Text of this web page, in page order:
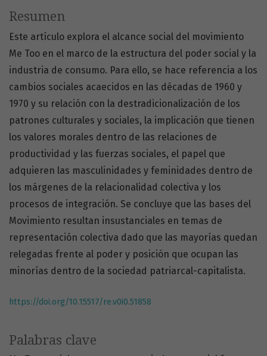
Palabras clave
Resumen
Este artículo explora el alcance social del movimiento
Me Too en el marco de la estructura del poder social y la
industria de consumo. Para ello, se hace referencia a los
cambios sociales acaecidos en las décadas de 1960 y
1970 y su relación con la destradicionalización de los
patrones culturales y sociales, la implicación que tienen
los valores morales dentro de las relaciones de
productividad y las fuerzas sociales, el papel que
adquieren las masculinidades y feminidades dentro de
los márgenes de la relacionalidad colectiva y los
procesos de integración. Se concluye que las bases del
Movimiento resultan insustanciales en temas de
representación colectiva dado que las mayorías quedan
relegadas frente al poder y posición que ocupan las
minorías dentro de la sociedad patriarcal-capitalista.
https://doi.org/10.15517/re.v0i0.51858